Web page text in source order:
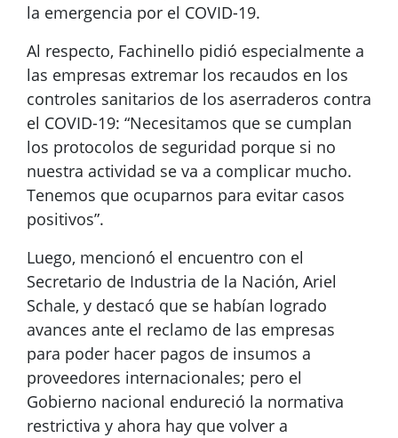
la emergencia por el COVID-19.
Al respecto, Fachinello pidió especialmente a
las empresas extremar los recaudos en los
controles sanitarios de los aserraderos contra
el COVID-19: “Necesitamos que se cumplan
los protocolos de seguridad porque si no
nuestra actividad se va a complicar mucho.
Tenemos que ocuparnos para evitar casos
positivos”.
Luego, mencionó el encuentro con el
Secretario de Industria de la Nación, Ariel
Schale, y destacó que se habían logrado
avances ante el reclamo de las empresas
para poder hacer pagos de insumos a
proveedores internacionales; pero el
Gobierno nacional endureció la normativa
restrictiva y ahora hay que volver a